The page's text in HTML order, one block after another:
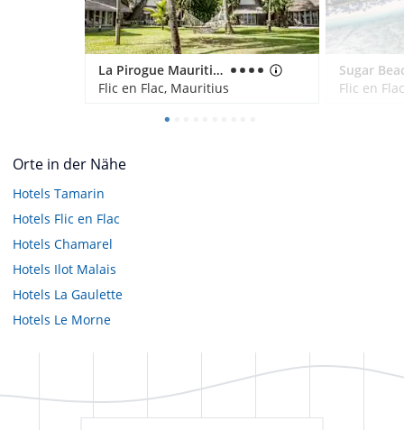
La Pirogue Mauritius
Flic en Flac, Mauritius
Flic en
Orte in der Nähe
Hotels Tamarin
Hotels Flic en Flac
Hotels Chamarel
Hotels Ilot Malais
Hotels La Gaulette
Hotels Le Morne